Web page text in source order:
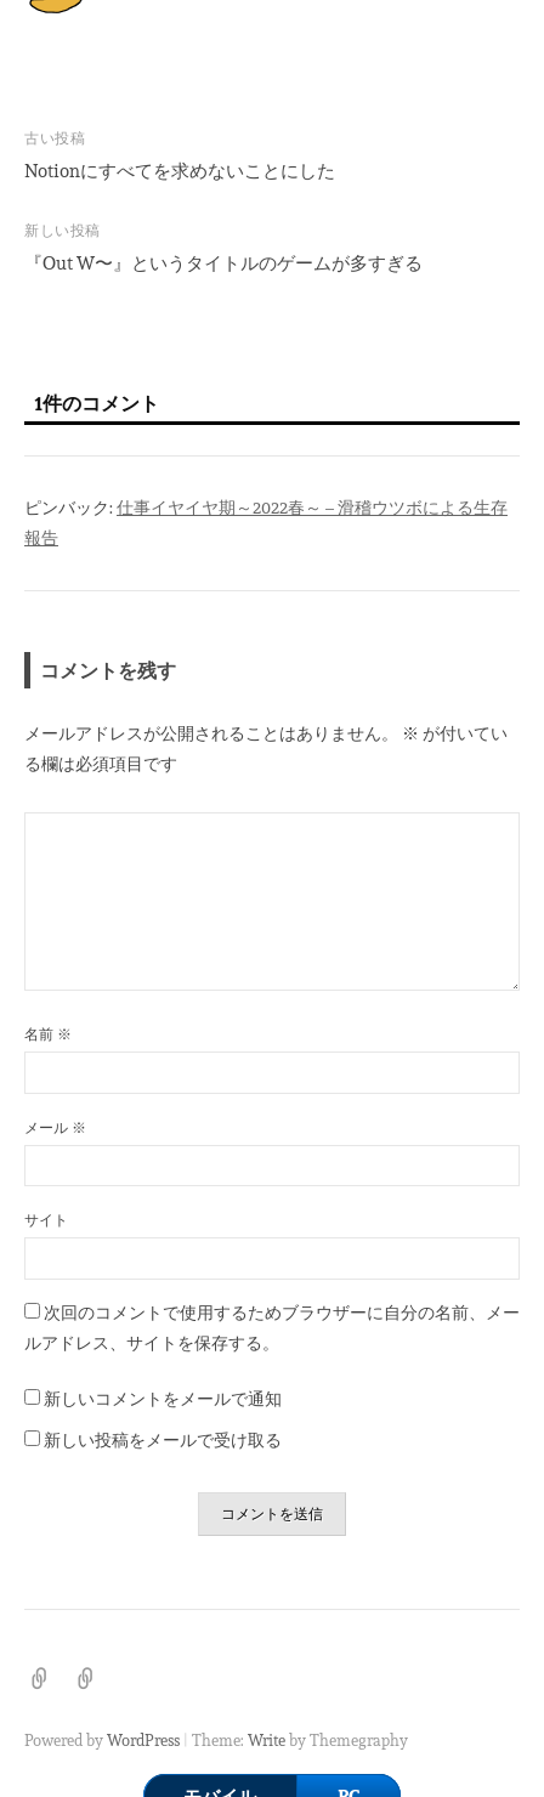
投
稿
ビ
ゲ
ン
古い投稿
Notionにすべてを求めないことにした
新しい投稿
『Out W〜』というタイトルのゲームが多すぎる
1件のコメント
ピンバック:仕事イヤイヤ期～2022春～ – 滑稽ウツボによる生存
報告
コメントを残す
メールアドレスが公開されることはありません。 ※ が付いてい
る欄は必須項目です
名前 ※
メール ※
サイト
次回のコメントで使用するためブラウザーに自分の名前、メー
ルアドレス、サイトを保存する。
新しいコメントをメールで通知
新しい投稿をメールで受け取る
ム
イ
Powered byWordPress| Theme:Writeby Themegraphy